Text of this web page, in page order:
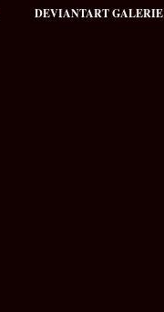
DEVIANTART GALERIE